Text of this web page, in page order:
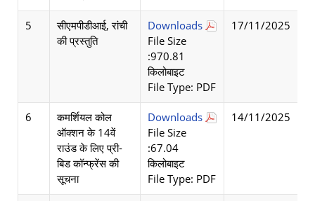
5
सीएमपीडीआई, रांची
की प्रस्तुति
Downloads
File Size
:970.81
किलोबाइट
File Type: PDF
17/11/2025
6
कमर्शियल कोल
ऑक्शन के 14वें
राउंड के लिए प्री-
बिड कॉन्फ्रेंस की
सूचना
Downloads
File Size
:67.04
किलोबाइट
File Type: PDF
14/11/2025